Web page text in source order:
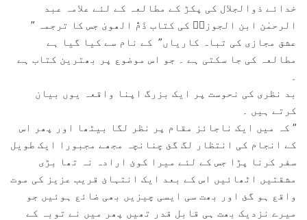
خدائے ذوالجلال کی پکڑ کے مطالعہ کے لئے علامہ عبد
الرحمٰن ابن الجوزیؒ کی کتاب ذَمُّ الھویٰ جس کا ترجمہ ”
عشق مجازی کی تباہ کاریاں” کے نام سے کیا گیا ہے
مطالعہ کی جا سکتی ہے ۔ جو اس موضوع پر بھترین کتاب ہے
۔
بد نظری کی نحوست پر ایک بزرگ اپنا واقعہ یوں بیان
کرتے ہیں ۔
” کہ میں ایک ناجائز مقام پر نظر لگا بیٹھا اور پھر اس
کے انجام کی انتظار لگ گئ چنانچہ مجھے مجبورا ایک طویل
سفر کرنا پڑا جس کے لئے میرا کوئ ارادہ نہ تھا بڑی
مشقتیں اٹھائیں اس کے بعد ایک انتہائ قریب عزیز کی موت
واقع ہو گئ اور بھت سی ایسی چیزیں بھی ضائع ہوئیں جو
میرے نزدیک بھت ہی قابل قدر تھیں پھر میں نے توبہ کے